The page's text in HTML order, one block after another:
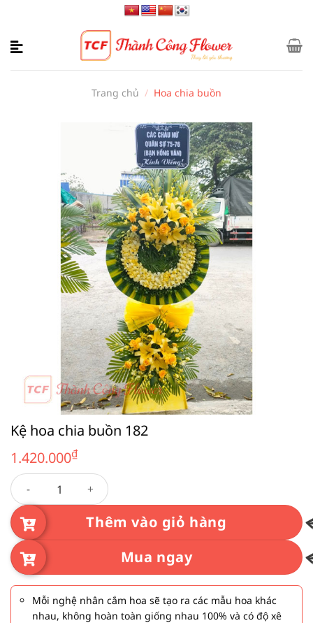
nội
Trang chủ / Hoa chia buồn
Kệ hoa chia buồn 182
1.420.000₫
Kệ hoa chia buồn 182 số lượng
Thêm vào giỏ hàng
Mua ngay
Mỗi nghệ nhân cắm hoa sẽ tạo ra các mẫu hoa khác
nhau, không hoàn toàn giống nhau 100% và có độ xê